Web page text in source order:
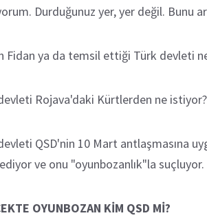
Durduğunuz yer, yer değil. Bunu
Fidan ya da temsil ettiği Türk devleti
Rojava'daki Kürtlerden ne
QSD'nin 10 Mart antlaşmasına
ve onu "oyunbozanlık"la suçluyor.
OYUNBOZAN KİM QSD Mİ?